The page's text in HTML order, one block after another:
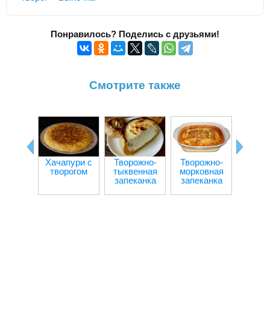
Понравилось? Поделись с друзьями!
Смотрите также
Хачапури с
творогом
Творожно-
тыквенная
запеканка
Творожно-
морковная
запеканка